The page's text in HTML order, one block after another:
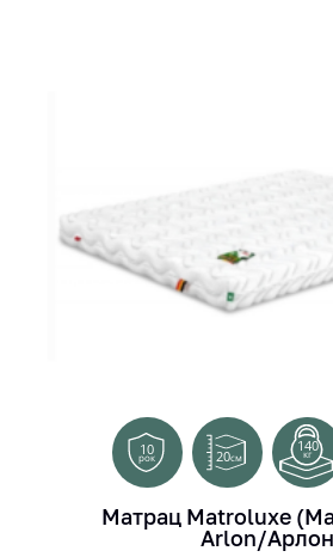
10
рок 20см
140
кг
Матрац Matroluxe
Arlon/Арлон